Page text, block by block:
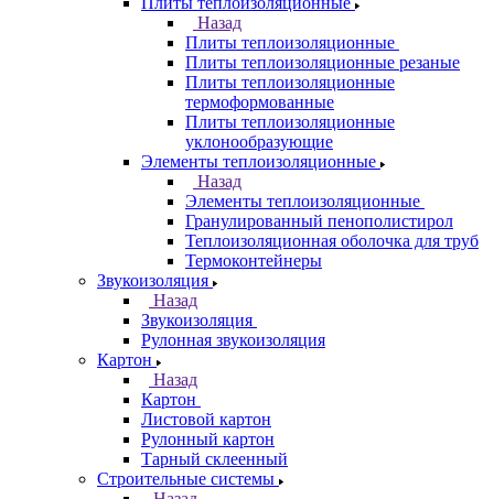
Назад
Плиты теплоизоляционные
Плиты теплоизоляционные резаные
Плиты теплоизоляционные
термоформованные
Плиты теплоизоляционные
уклонообразующие
Элементы теплоизоляционные
Назад
Элементы теплоизоляционные
Гранулированный пенополистирол
Теплоизоляционная оболочка для труб
Термоконтейнеры
Звукоизоляция
Назад
Звукоизоляция
Рулонная звукоизоляция
Картон
Назад
Картон
Листовой картон
Рулонный картон
Тарный склеенный
Строительные системы